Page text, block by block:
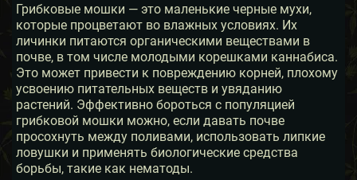
Грибковые мошки — это маленькие черные мухи,
которые процветают во влажных условиях. Их
личинки питаются органическими веществами в
почве, в том числе молодыми корешками каннабиса.
Это может привести к повреждению корней, плохому
усвоению питательных веществ и увяданию
растений. Эффективно бороться с популяцией
грибковой мошки можно, если давать почве
просохнуть между поливами, использовать липкие
ловушки и применять биологические средства
борьбы, такие как нематоды.